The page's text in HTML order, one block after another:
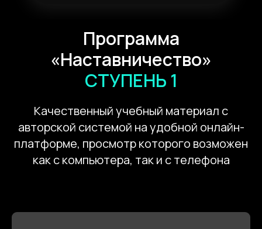
Программа
«Наставничество»
СТУПЕНЬ 1
Качественный учебный материал с
авторской системой на удобной онлайн-
платформе, просмотр которого возможен
как с компьютера, так и с телефона